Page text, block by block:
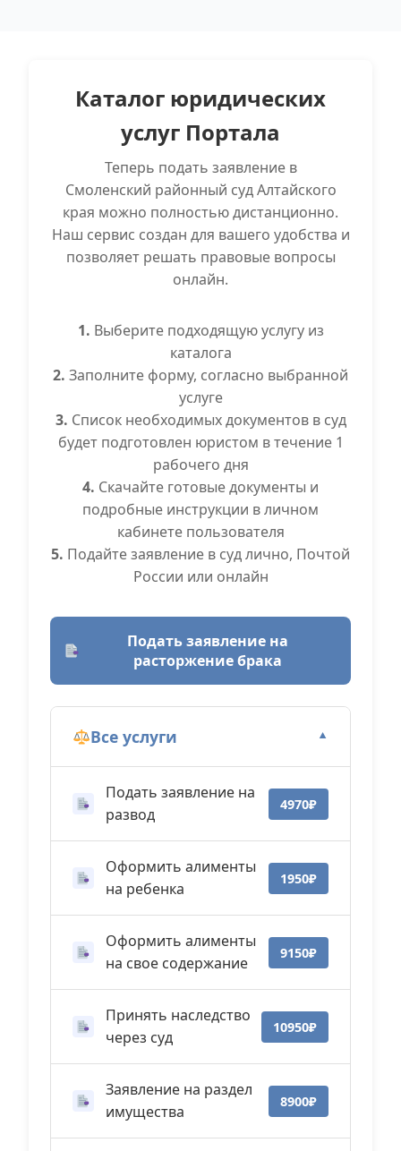
Каталог юридических
услуг Портала
Теперь подать заявление в
Смоленский районный суд Алтайского
края можно полностью дистанционно.
Наш сервис создан для вашего удобства и
позволяет решать правовые вопросы
онлайн.
1. Выберите подходящую услугу из
каталога
2. Заполните форму, согласно выбранной
услуге
3. Список необходимых документов в суд
будет подготовлен юристом в течение 1
рабочего дня
4. Скачайте готовые документы и
подробные инструкции в личном
кабинете пользователя
5. Подайте заявление в суд лично, Почтой
России или онлайн
Подать заявление на
расторжение брака
Все услуги ▼
Подать заявление на
развод
4970₽
Оформить алименты
на ребенка
1950₽
Оформить алименты
на свое содержание
9150₽
Принять наследство
через суд
10950₽
Заявление на раздел
имущества
8900₽